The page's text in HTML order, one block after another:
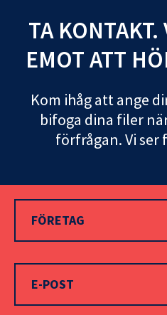
TA KONTAKT.
EMOT ATT
Kom ihåg att ange
bifoga dina filer
förfrågan. Vi ser